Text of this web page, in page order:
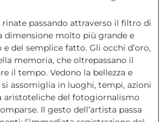
passando attraverso il filtro di
dimensione molto più grande e
del semplice fatto. Gli occhi d’oro,
memoria, che oltrepassano il
il tempo. Vedono la bellezza e
si assomiglia in luoghi, tempi, azioni
aristoteliche del fotogiornalismo
Il gesto dell’artista passa